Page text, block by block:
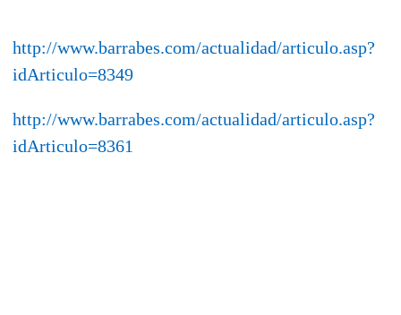
http://www.barrabes.com/actualidad/articulo.asp?
idArticulo=8349
http://www.barrabes.com/actualidad/articulo.asp?
idArticulo=8361